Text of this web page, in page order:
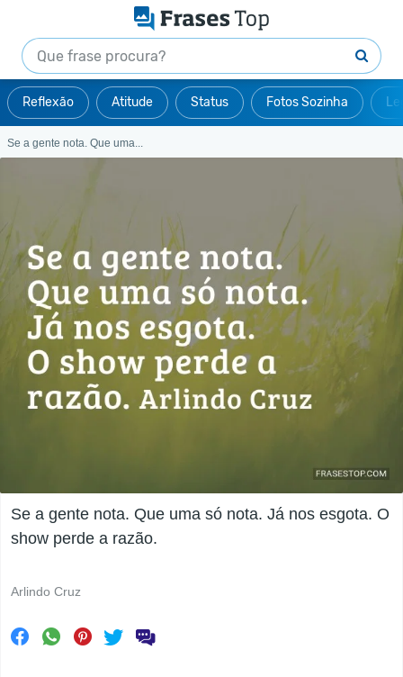
Reflexão Atitude Status Fotos Sozinha
Se a gente nota. Que uma...
Se a gente nota. Que uma só nota. Já nos esgota. O
show perde a razão.
Arlindo Cruz